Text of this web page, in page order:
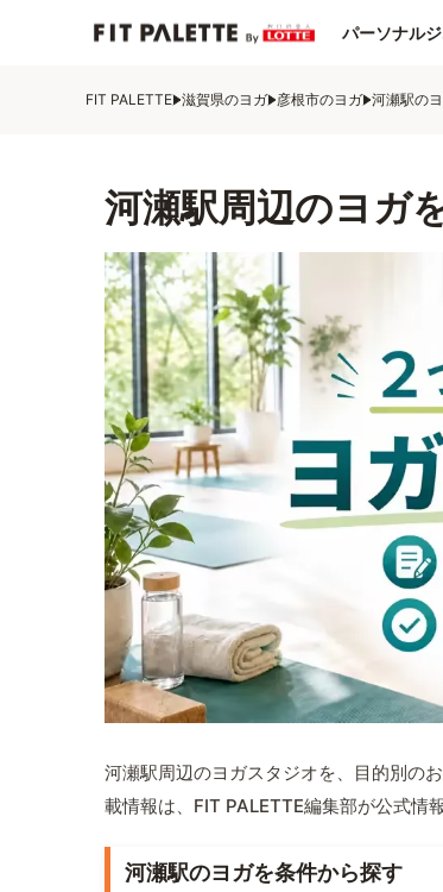
パーソナル
FIT PALETTE 滋賀県のヨガ 彦根市のヨガ 河瀬駅の
河瀬駅周辺のヨガ
河瀬駅周辺のヨガスタジオを、目的別の
載情報は、FIT PALETTE編集部が公式情
河瀬駅のヨガを条件から探す